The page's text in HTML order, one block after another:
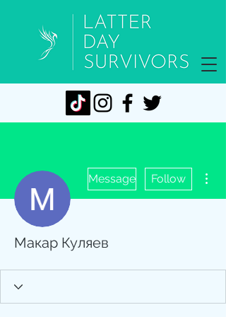
Message Follow
Макар Куляев